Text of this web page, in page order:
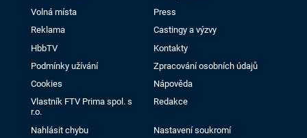
Volná místa
Press
Reklama
Castingy a výzvy
HbbTV
Kontakty
Podmínky užívání
Zpracování osobních údajů
Cookies
Nápověda
Vlastník FTV Prima spol. s
r.o.
Redakce
Nahlásit chybu Nastavení soukromí